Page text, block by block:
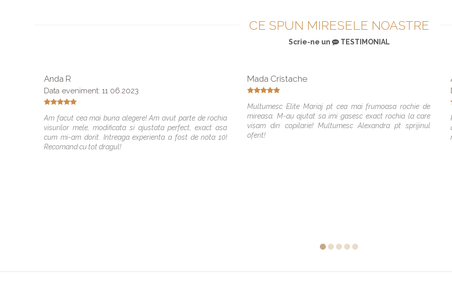
CE SPUN MIRESELE NOASTRE
Scrie-ne un TESTIMONIAL
Anda R
Data eveniment: 11 06.2023
Am facut cea mai buna alegere! Am avut parte de rochia
visurilor mele, modificata si ajustata perfect, exact asa
cum mi-am dorit. Intreaga experienta a fost de nota 10!
Recomand cu tot dragul!
Mada Cristache
Multumesc Elite Mariaj pt cea mai frumoasa rochie de
mireasa. M-au ajutat sa imi gasesc exact rochia la care
visam din copilarie! Multumesc Alexandra pt sprijinul
oferit!